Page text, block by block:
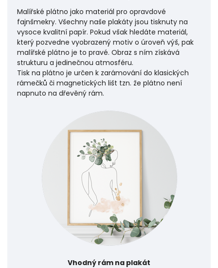
Malířské plátno jako materiál pro opravdové
fajnšmekry. Všechny naše plakáty jsou tisknuty na
vysoce kvalitní papír. Pokud však hledáte materiál,
který pozvedne vyobrazený motiv o úroveň výš, pak
malířské plátno je to pravé. Obraz s ním získává
strukturu a jedinečnou atmosféru.
Tisk na plátno je určen k zarámování do klasických
rámečků či magnetických lišt tzn. že plátno není
napnuto na dřevěný rám.
Vhodný rám na plakát